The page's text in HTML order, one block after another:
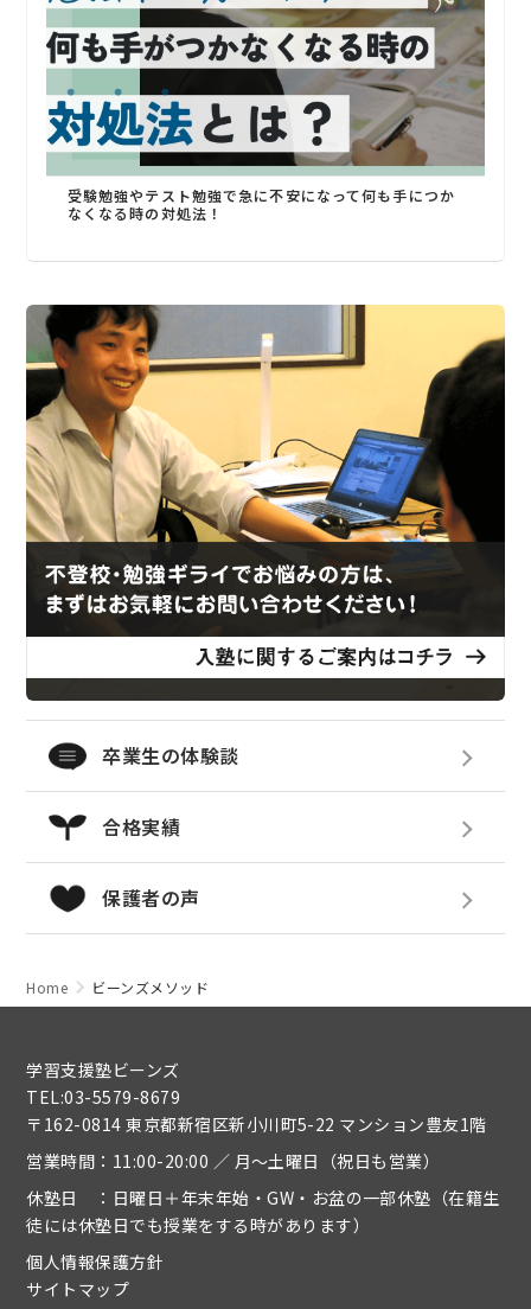
受験勉強やテスト勉強で急に不安になって何も手につか
なくなる時の対処法！
卒業生の体験談
合格実績
保護者の声
Home ビーンズメソッド
学習支援塾ビーンズ
TEL:03-5579-8679
〒162-0814 東京都新宿区新小川町5-22 マンション豊友1階
営業時間：11:00-20:00 ／ 月～土曜日（祝日も営業）
休塾日 ：日曜日＋年末年始・GW・お盆の一部休塾（在籍生
徒には休塾日でも授業をする時があります）
個人情報保護方針
サイトマップ